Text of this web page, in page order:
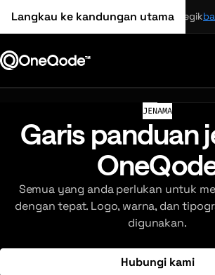
Langkau ke kandungan utama
perkongsian strategik
JENAMA
Garis panduan
Semua yang anda perlukan untuk
dengan tepat. Logo, warna, dan
digunakan.
Hubungi kami